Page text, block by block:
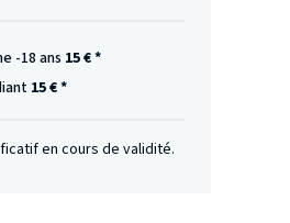
-18 ans 15 € *
15 € *
en cours de validité.